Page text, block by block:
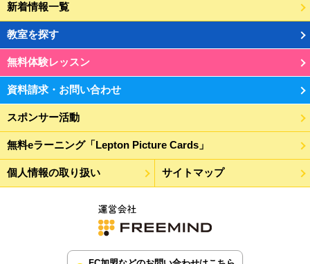
新着情報一覧
教室を探す
無料体験レッスン
資料請求・お問い合わせ
スポンサー活動
無料eラーニング「Lepton Picture Cards」
個人情報の取り扱い サイトマップ